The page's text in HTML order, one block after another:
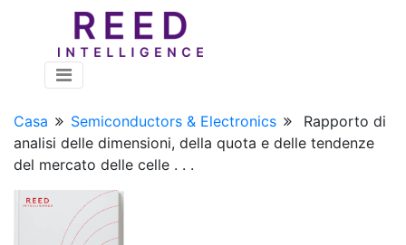
Casa Semiconductors & Electronics
Rapporto di
analisi delle dimensioni, della quota e delle tendenze
del mercato delle celle . . .